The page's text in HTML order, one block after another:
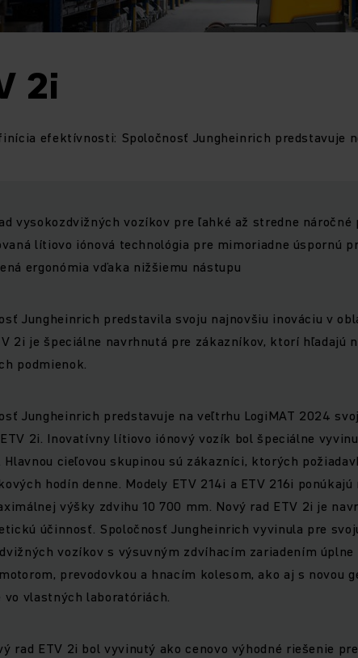
2i
efektívnosti: Spoločnosť Jungheinrich predstavuje
vysokozdvižných vozíkov pre ľahké až stredne náročné
lítiovo iónová technológia pre mimoriadne úspornú
ergonómia vďaka nižšiemu nástupu
Jungheinrich predstavila svoju najnovšiu inováciu v
2i je špeciálne navrhnutá pre zákazníkov, ktorí hľadajú
podmienok.
Jungheinrich predstavuje na veľtrhu LogiMAT 2024
2i. Inovatívny lítiovo iónový vozík bol špeciálne
Hlavnou cieľovou skupinou sú zákazníci, ktorých
hodín denne. Modely ETV 214i a ETV 216i
výšky zdvihu 10 700 mm. Nový rad ETV 2i je
účinnosť. Spoločnosť Jungheinrich vyvinula pre
vozíkov s výsuvným zdvíhacím zariadením
prevodovkou a hnacím kolesom, ako aj s novou
vo vlastných laboratóriách.
rad ETV 2i bol vyvinutý ako cenovo výhodné riešenie